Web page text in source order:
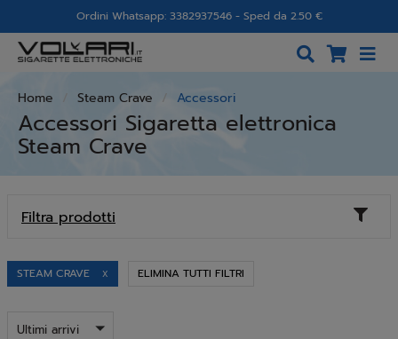
Ordini Whatsapp: 3382937546 - Sped da 2.50 €
Home Steam Crave Accessori
Accessori Sigaretta elettronica
Steam Crave
Filtra prodotti
STEAM CRAVE X ELIMINA TUTTI FILTRI
Ultimi arrivi